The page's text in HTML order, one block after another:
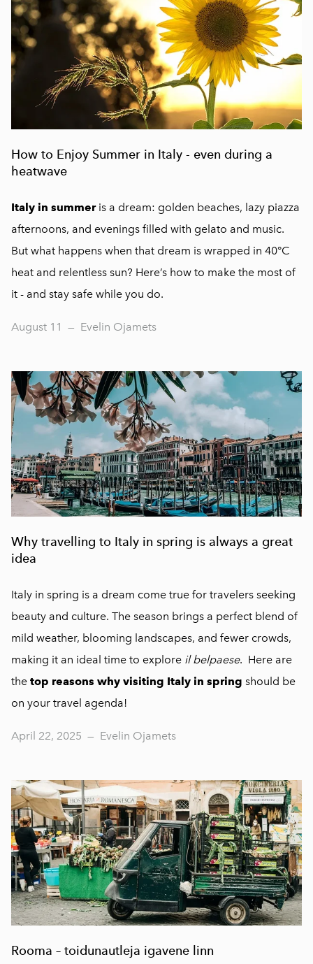
How to Enjoy Summer in Italy - even during a
heatwave
Italy in summeris a dream: golden beaches, lazy piazza
afternoons, and evenings filled with gelato and music.
But what happens when that dream is wrapped in 40°C
heat and relentless sun? Here’s how to make the most of
it - and stay safe while you do.
August 11 — Evelin Ojamets
Why travelling to Italy in spring is always a great
idea
Italy in spring is a dream come true for travelers seeking
beauty and culture. The season brings a perfect blend of
mild weather, blooming landscapes, and fewer crowds,
making it an ideal time to explore il belpaese. Here are
the top reasons why visiting Italy in spring should be
on your travel agenda!
April 22, 2025 — Evelin Ojamets
Rooma – toidunautleja igavene linn